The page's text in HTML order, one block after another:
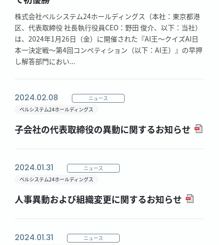
株式会社ベルシステム24ホールディングス（本社：東京都港
区、代表取締役 社長執行役員CEO：野田 俊介、以下：当社）
は、2024年1月26日（金）に開催された『AI王～クイズAI日
本一決定戦～第4回コンペティション（以下：AI王）』の早押
し解答部門におい...
2024.02.08
ニュース
ベルシステム24ホールディングス
子会社の代表取締役の異動に関するお知らせ
2024.01.31
ニュース
ベルシステム24ホールディングス
人事異動および組織変更に関するお知らせ
2024.01.31
ニュース